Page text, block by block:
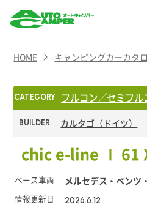
CAMPER
（オート
キャン
パー）
HOME キャンピングカーカタ
CATEGORY フルコン／セミフ
BUILDER カルタゴ（ドイツ）
chic e-line Ⅰ 61
ベース車両 メルセデス・ベンツ
情報更新日 2026.6.12